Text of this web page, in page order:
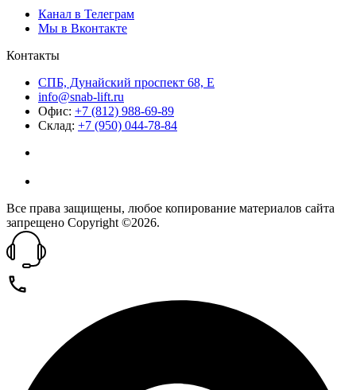
Канал в Телеграм
Мы в Вконтакте
Контакты
СПБ, Дунайский проспект 68, Е
info@snab-lift.ru
Офис: +7 (812) 988-69-89
Склад: +7 (950) 044-78-84
Все права защищены, любое копирование материалов сайта
запрещено Copyright ©2026.